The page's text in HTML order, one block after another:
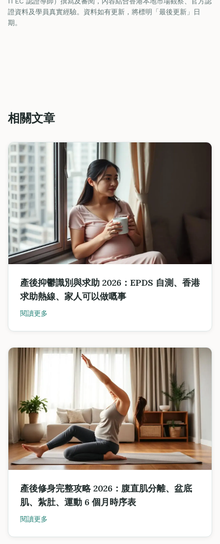
證資料及學員真實經驗。資料如有更新，將標明「最後更新」日
期。
相關文章
產後抑鬱識別與求助 2026：EPDS 自測、香港
求助熱線、家人可以做嘅事
閱讀更多
產後修身完整攻略 2026：腹直肌分離、盆底
肌、紮肚、運動 6 個月時序表
閱讀更多